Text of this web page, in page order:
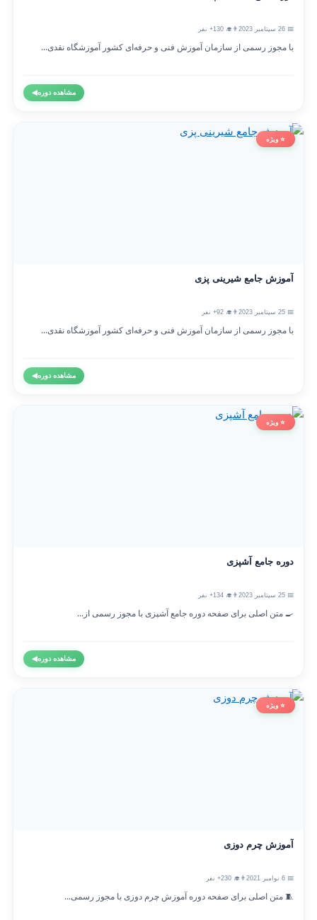
👨‍🎓 130+ نفر
با مجوز رسمی از سازمان آموزش فنی و حرفه‌ای کشور آموزشگاه نقدی...
مشاهده دوره◀
⭐ ویژه
آموزش جامع شیرینی پزی
👨‍🎓 92+ نفر
با مجوز رسمی از سازمان آموزش فنی و حرفه‌ای کشور آموزشگاه نقدی...
مشاهده دوره◀
⭐ ویژه
دوره جامع آشپزی
👨‍🎓 134+ نفر
🍳 متن اصلی برای صفحه دوره جامع آشپزی با مجوز رسمی از...
مشاهده دوره◀
⭐ ویژه
آموزش چرم دوزی
👨‍🎓 230+ نفر
🧵 متن اصلی برای صفحه دوره آموزش چرم دوزی با مجوز رسمی...